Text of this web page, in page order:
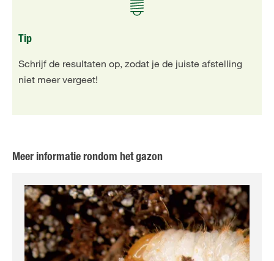
Tip
Schrijf de resultaten op, zodat je de juiste afstelling
niet meer vergeet!
Meer informatie rondom het gazon